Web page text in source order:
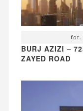
fot.
BURJ AZIZI –
ZAYED ROAD